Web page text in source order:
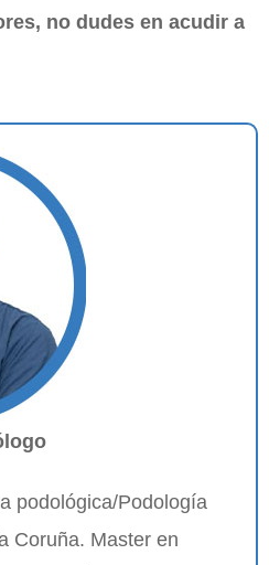
no dudes en acudir a
podológica/Podología
Coruña. Master en